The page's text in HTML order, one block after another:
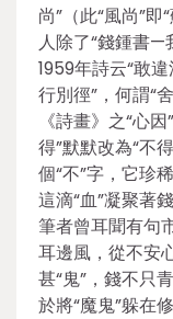
尚”（此“風尚”
人除了“錢鍾書—
1959年詩云“敢
行別徑”，何謂“
《詩畫》之“心
得”默默改為“不
個“不”字，它珍
這滴“血”凝聚著
筆者曾耳聞有句
耳邊風，從不安
甚“鬼”，錢不只
於將“魔鬼”躲在